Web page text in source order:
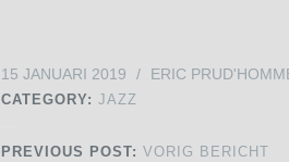
15 JANUARI 2019 / ERIC
CATEGORY: JAZZ
PREVIOUS POST: VORIG BERICHT